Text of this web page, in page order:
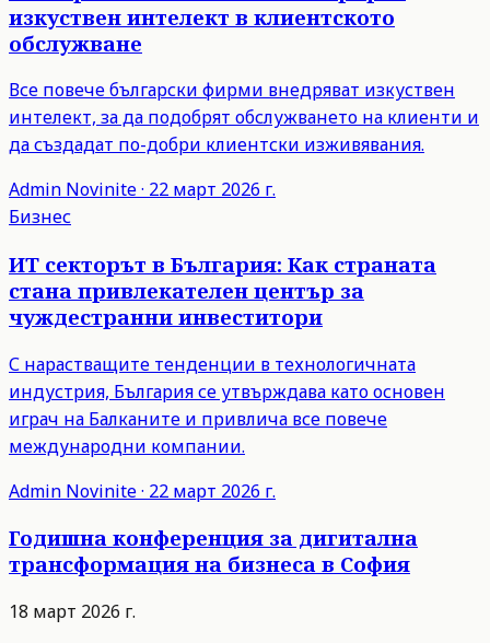
изкуствен интелект в клиентското
обслужване
Все повече български фирми внедряват изкуствен
интелект, за да подобрят обслужването на клиенти и
да създадат по-добри клиентски изживявания.
Admin Novinite· 22 март 2026 г.
Бизнес
ИТ секторът в България: Как страната
стана привлекателен център за
чуждестранни инвеститори
С нарастващите тенденции в технологичната
индустрия, България се утвърждава като основен
играч на Балканите и привлича все повече
международни компании.
Admin Novinite· 22 март 2026 г.
Годишна конференция за дигитална
трансформация на бизнеса в София
18 март 2026 г.